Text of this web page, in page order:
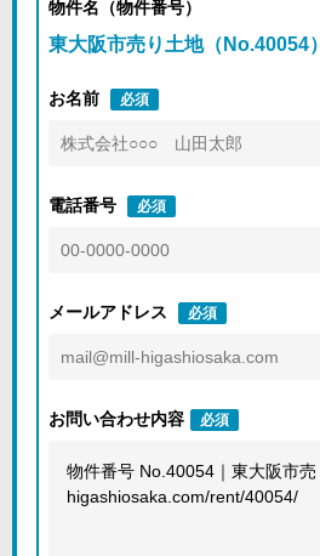
物件名（物件番号）
東大阪市売り土地（No.40054）
お名前 必須
電話番号 必須
メールアドレス 必須
お問い合わせ内容 必須